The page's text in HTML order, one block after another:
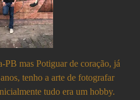
mas Potiguar de coração, já
tenho a arte de fotografar
tudo era um hobby.